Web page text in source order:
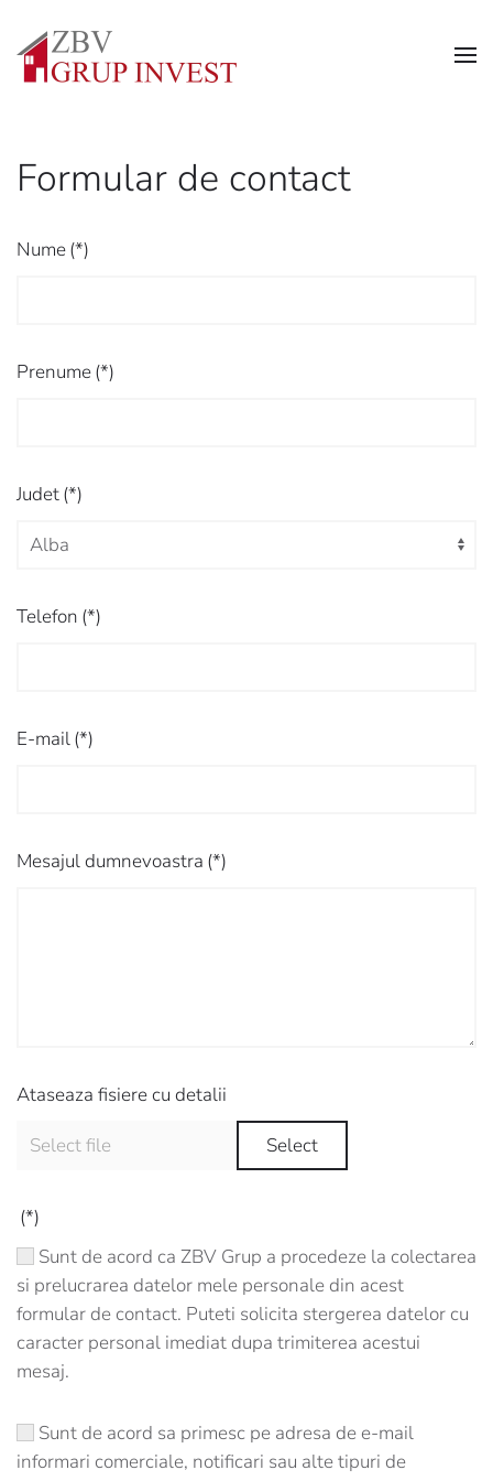
Skip to main content
Formular de contact
Nume(*)
Prenume(*)
Judet(*)
Telefon (*)
E-mail(*)
Mesajul dumnevoastra (*)
Ataseaza fisiere cu detalii
Select
(*)
Sunt de acord ca ZBV Grup a procedeze la colectarea
si prelucrarea datelor mele personale din acest
formular de contact. Puteti solicita stergerea datelor cu
caracter personal imediat dupa trimiterea acestui
mesaj.
Sunt de acord sa primesc pe adresa de e-mail
informari comerciale, notificari sau alte tipuri de